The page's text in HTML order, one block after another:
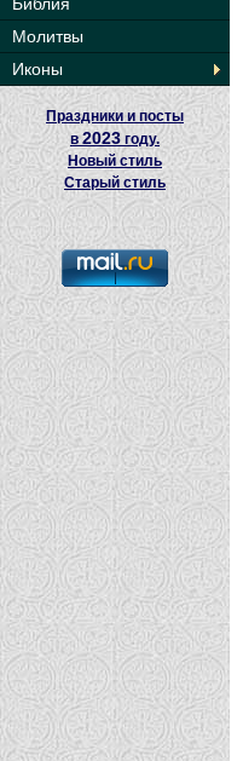
Молитвы
Иконы
Праздники и посты
в2023 году.
Новый стиль
Старый стиль